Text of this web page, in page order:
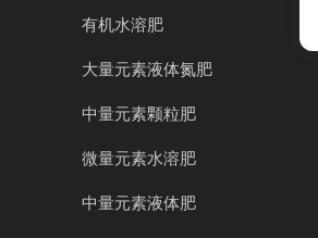
有机水溶肥
大量元素液体氮肥
中量元素颗粒肥
微量元素水溶肥
中量元素液体肥